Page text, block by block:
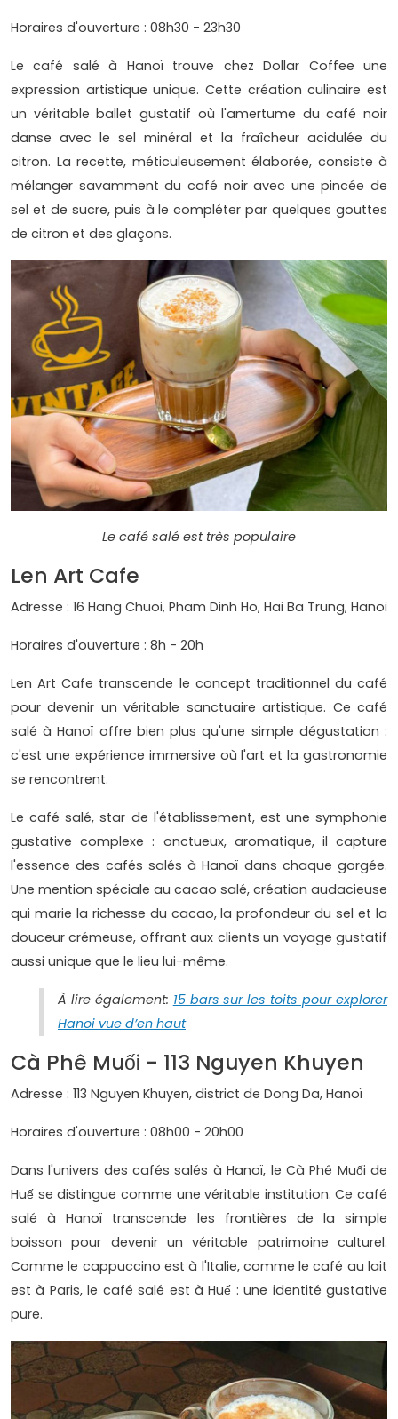
Horaires d'ouverture : 08h30 - 23h30
Le café salé à Hanoï trouve chez Dollar Coffee une
expression artistique unique. Cette création culinaire est
un véritable ballet gustatif où l'amertume du café noir
danse avec le sel minéral et la fraîcheur acidulée du
citron. La recette, méticuleusement élaborée, consiste à
mélanger savamment du café noir avec une pincée de
sel et de sucre, puis à le compléter par quelques gouttes
de citron et des glaçons.
Le café salé est très populaire
Len Art Cafe
Adresse : 16 Hang Chuoi, Pham Dinh Ho, Hai Ba Trung, Hanoï
Horaires d'ouverture : 8h - 20h
Len Art Cafe transcende le concept traditionnel du café
pour devenir un véritable sanctuaire artistique. Ce café
salé à Hanoï offre bien plus qu'une simple dégustation :
c'est une expérience immersive où l'art et la gastronomie
se rencontrent.
Le café salé, star de l'établissement, est une symphonie
gustative complexe : onctueux, aromatique, il capture
l'essence des cafés salés à Hanoï dans chaque gorgée.
Une mention spéciale au cacao salé, création audacieuse
qui marie la richesse du cacao, la profondeur du sel et la
douceur crémeuse, offrant aux clients un voyage gustatif
aussi unique que le lieu lui-même.
À lire également: 15 bars sur les toits pour explorer
Hanoi vue d’en haut
Cà Phê Muối - 113 Nguyen Khuyen
Adresse : 113 Nguyen Khuyen, district de Dong Da, Hanoï
Horaires d'ouverture : 08h00 - 20h00
Dans l'univers des cafés salés à Hanoï, le Cà Phê Muối de
Huế se distingue comme une véritable institution. Ce café
salé à Hanoï transcende les frontières de la simple
boisson pour devenir un véritable patrimoine culturel.
Comme le cappuccino est à l'Italie, comme le café au lait
est à Paris, le café salé est à Huế : une identité gustative
pure.